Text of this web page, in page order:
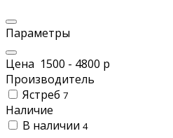
Параметры
Цена 1500 - 4800 р
Производитель
Ястреб 7
Наличие
В наличии 4